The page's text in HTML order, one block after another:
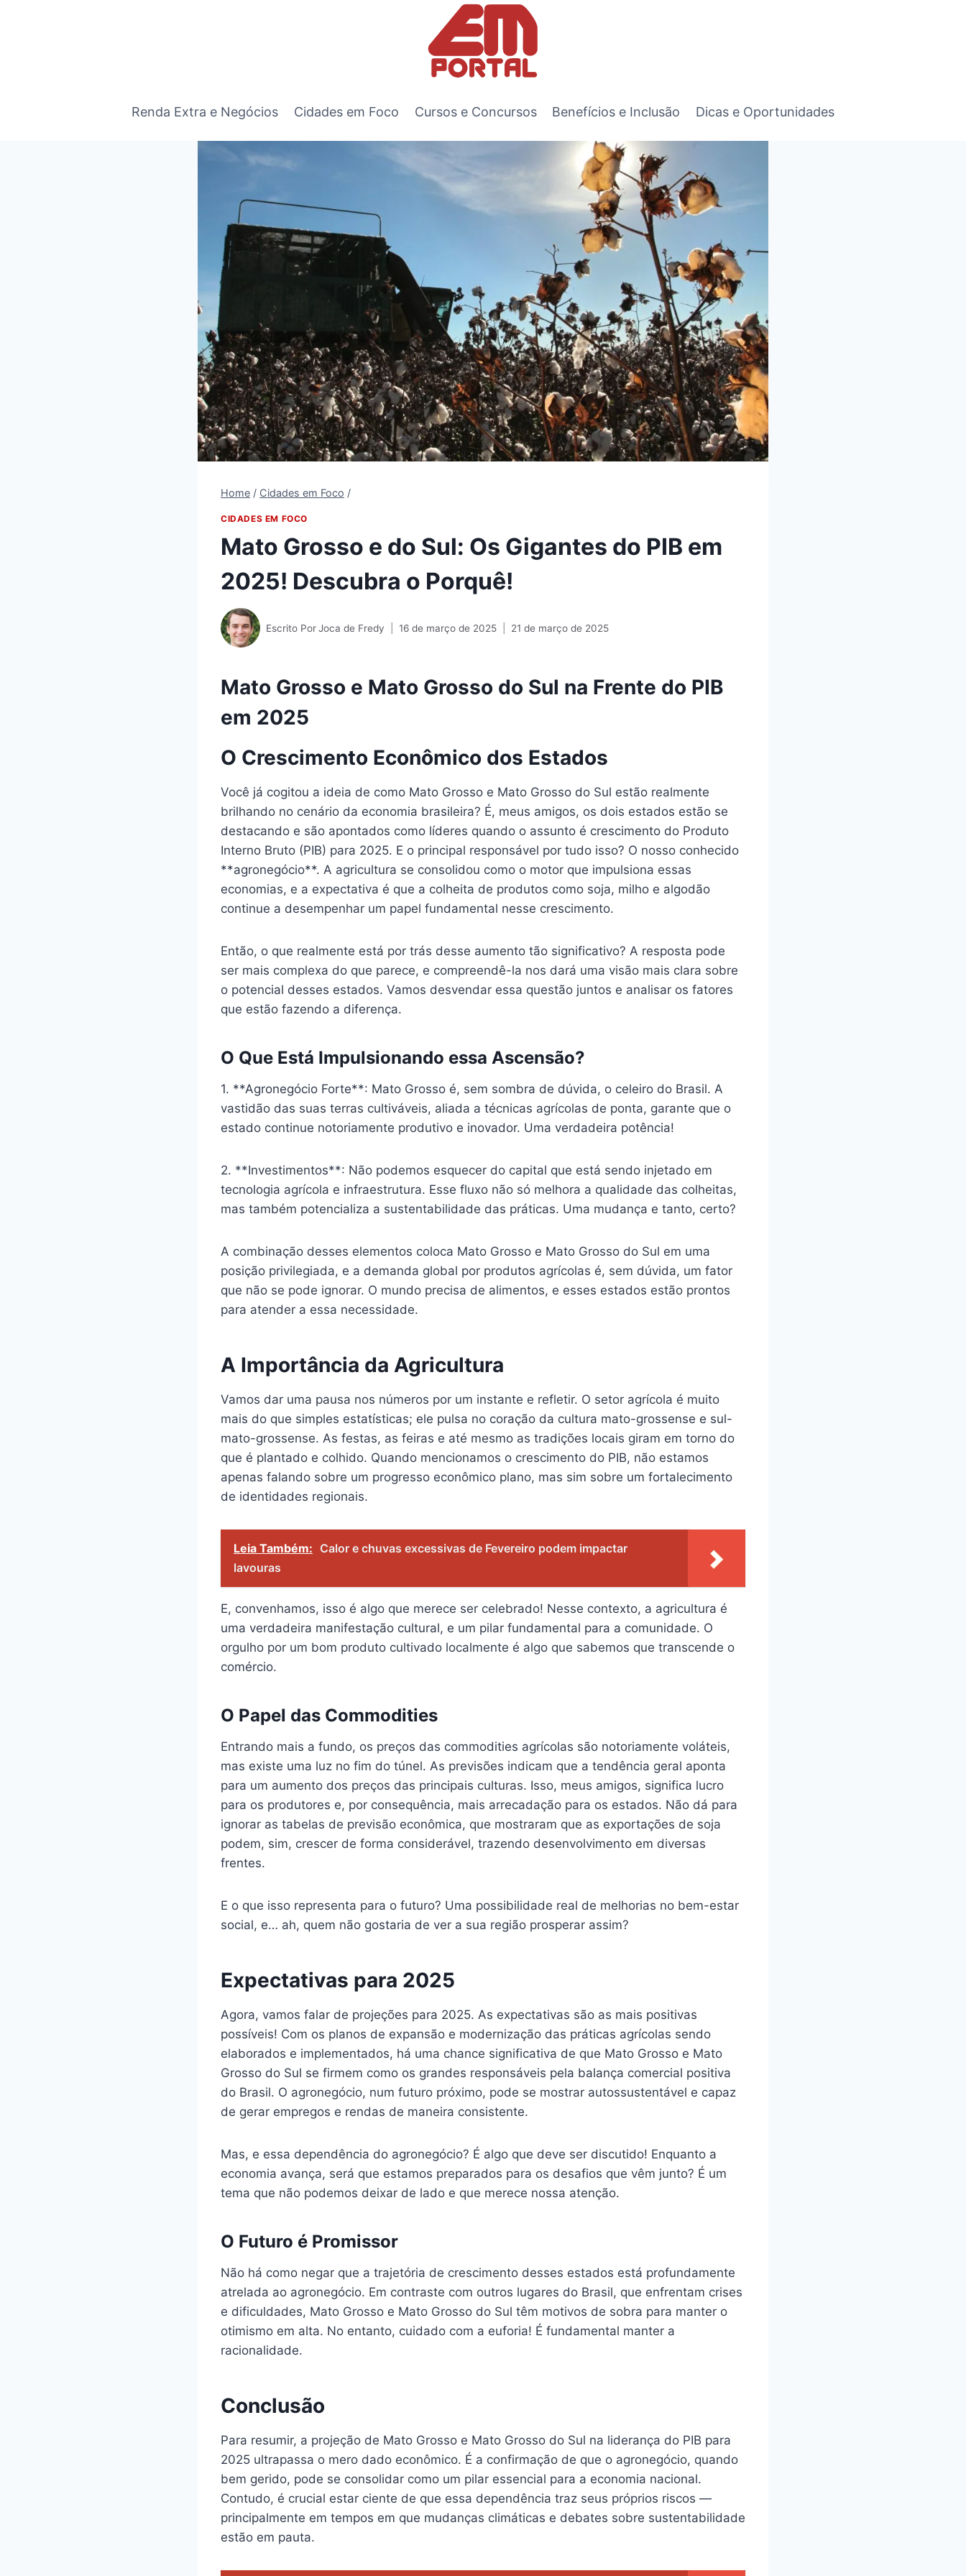
Renda Extra e Negócios Cidades em Foco Cursos e Concursos Benefícios e Inclusão Dicas e Oportunidades
Home / Cidades em Foco /
CIDADES EM FOCO
Mato Grosso e do Sul: Os Gigantes do PIB em
2025! Descubra o Porquê!
Escrito PorJoca de Fredy 16 de março de 2025 21 de março de 2025
Mato Grosso e Mato Grosso do Sul na Frente do PIB
em 2025
O Crescimento Econômico dos Estados
Você já cogitou a ideia de como Mato Grosso e Mato Grosso do Sul estão realmente
brilhando no cenário da economia brasileira? É, meus amigos, os dois estados estão se
destacando e são apontados como líderes quando o assunto é crescimento do Produto
Interno Bruto (PIB) para 2025. E o principal responsável por tudo isso? O nosso conhecido
**agronegócio**. A agricultura se consolidou como o motor que impulsiona essas
economias, e a expectativa é que a colheita de produtos como soja, milho e algodão
continue a desempenhar um papel fundamental nesse crescimento.
Então, o que realmente está por trás desse aumento tão significativo? A resposta pode
ser mais complexa do que parece, e compreendê-la nos dará uma visão mais clara sobre
o potencial desses estados. Vamos desvendar essa questão juntos e analisar os fatores
que estão fazendo a diferença.
O Que Está Impulsionando essa Ascensão?
1. **Agronegócio Forte**: Mato Grosso é, sem sombra de dúvida, o celeiro do Brasil. A
vastidão das suas terras cultiváveis, aliada a técnicas agrícolas de ponta, garante que o
estado continue notoriamente produtivo e inovador. Uma verdadeira potência!
2. **Investimentos**: Não podemos esquecer do capital que está sendo injetado em
tecnologia agrícola e infraestrutura. Esse fluxo não só melhora a qualidade das colheitas,
mas também potencializa a sustentabilidade das práticas. Uma mudança e tanto, certo?
A combinação desses elementos coloca Mato Grosso e Mato Grosso do Sul em uma
posição privilegiada, e a demanda global por produtos agrícolas é, sem dúvida, um fator
que não se pode ignorar. O mundo precisa de alimentos, e esses estados estão prontos
para atender a essa necessidade.
A Importância da Agricultura
Vamos dar uma pausa nos números por um instante e refletir. O setor agrícola é muito
mais do que simples estatísticas; ele pulsa no coração da cultura mato-grossense e sul-
mato-grossense. As festas, as feiras e até mesmo as tradições locais giram em torno do
que é plantado e colhido. Quando mencionamos o crescimento do PIB, não estamos
apenas falando sobre um progresso econômico plano, mas sim sobre um fortalecimento
de identidades regionais.
Leia Também: Calor e chuvas excessivas de Fevereiro podem impactar
lavouras
E, convenhamos, isso é algo que merece ser celebrado! Nesse contexto, a agricultura é
uma verdadeira manifestação cultural, e um pilar fundamental para a comunidade. O
orgulho por um bom produto cultivado localmente é algo que sabemos que transcende o
comércio.
O Papel das Commodities
Entrando mais a fundo, os preços das commodities agrícolas são notoriamente voláteis,
mas existe uma luz no fim do túnel. As previsões indicam que a tendência geral aponta
para um aumento dos preços das principais culturas. Isso, meus amigos, significa lucro
para os produtores e, por consequência, mais arrecadação para os estados. Não dá para
ignorar as tabelas de previsão econômica, que mostraram que as exportações de soja
podem, sim, crescer de forma considerável, trazendo desenvolvimento em diversas
frentes.
E o que isso representa para o futuro? Uma possibilidade real de melhorias no bem-estar
social, e… ah, quem não gostaria de ver a sua região prosperar assim?
Expectativas para 2025
Agora, vamos falar de projeções para 2025. As expectativas são as mais positivas
possíveis! Com os planos de expansão e modernização das práticas agrícolas sendo
elaborados e implementados, há uma chance significativa de que Mato Grosso e Mato
Grosso do Sul se firmem como os grandes responsáveis pela balança comercial positiva
do Brasil. O agronegócio, num futuro próximo, pode se mostrar autossustentável e capaz
de gerar empregos e rendas de maneira consistente.
Mas, e essa dependência do agronegócio? É algo que deve ser discutido! Enquanto a
economia avança, será que estamos preparados para os desafios que vêm junto? É um
tema que não podemos deixar de lado e que merece nossa atenção.
O Futuro é Promissor
Não há como negar que a trajetória de crescimento desses estados está profundamente
atrelada ao agronegócio. Em contraste com outros lugares do Brasil, que enfrentam crises
e dificuldades, Mato Grosso e Mato Grosso do Sul têm motivos de sobra para manter o
otimismo em alta. No entanto, cuidado com a euforia! É fundamental manter a
racionalidade.
Conclusão
Para resumir, a projeção de Mato Grosso e Mato Grosso do Sul na liderança do PIB para
2025 ultrapassa o mero dado econômico. É a confirmação de que o agronegócio, quando
bem gerido, pode se consolidar como um pilar essencial para a economia nacional.
Contudo, é crucial estar ciente de que essa dependência traz seus próprios riscos —
principalmente em tempos em que mudanças climáticas e debates sobre sustentabilidade
estão em pauta.